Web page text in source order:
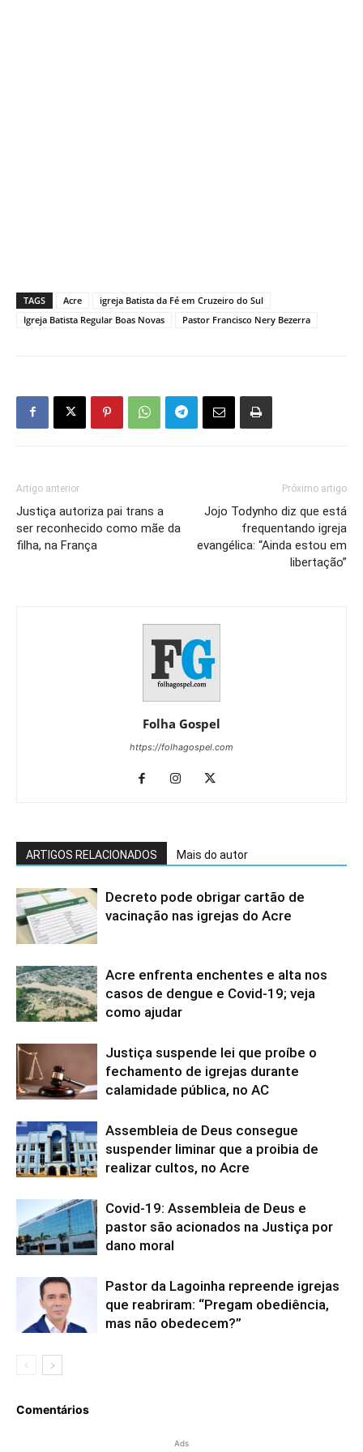
TAGS Acre
igreja Batista da Fé em Cruzeiro do Sul
Igreja Batista Regular Boas Novas
Pastor Francisco Nery Bezerra
Artigo anterior
Justiça autoriza pai trans a
ser reconhecido como mãe da
filha, na França
Próximo artigo
Jojo Todynho diz que está
frequentando igreja
evangélica: “Ainda estou em
libertação”
Folha Gospel
https://folhagospel.com
ARTIGOS RELACIONADOS Mais do autor
Decreto pode obrigar cartão de
vacinação nas igrejas do Acre
Acre enfrenta enchentes e alta nos
casos de dengue e Covid-19; veja
como ajudar
Justiça suspende lei que proíbe o
fechamento de igrejas durante
calamidade pública, no AC
Assembleia de Deus consegue
suspender liminar que a proibia de
realizar cultos, no Acre
Covid-19: Assembleia de Deus e
pastor são acionados na Justiça por
dano moral
Pastor da Lagoinha repreende igrejas
que reabriram: “Pregam obediência,
mas não obedecem?”
Comentários
Ads